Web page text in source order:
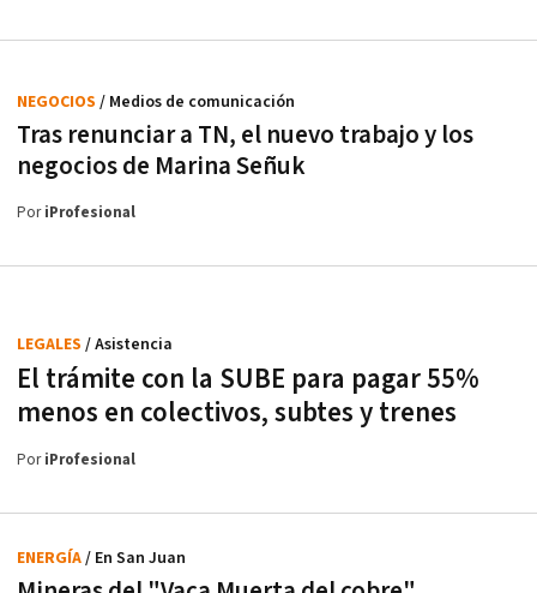
Tras renunciar a TN, el nuevo trabajo y los
negocios de Marina Señuk
NEGOCIOS / Medios de comunicación
PoriProfesional
El trámite con la SUBE para pagar 55%
menos en colectivos, subtes y trenes
LEGALES / Asistencia
PoriProfesional
ENERGÍA/ En San Juan